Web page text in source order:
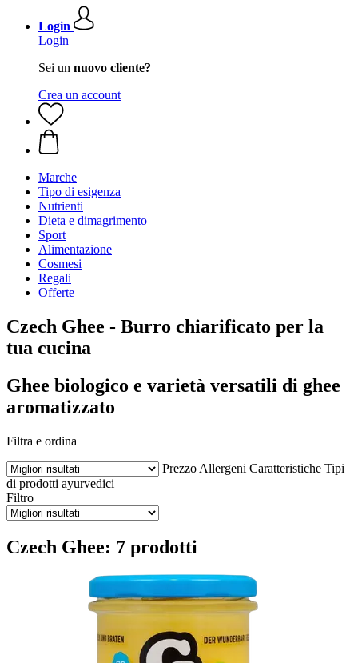
Login
Login
Sei un nuovo cliente?
Crea un account
Marche
Tipo di esigenza
Nutrienti
Dieta e dimagrimento
Sport
Alimentazione
Cosmesi
Regali
Offerte
Czech Ghee - Burro chiarificato per la
tua cucina
Ghee biologico e varietà versatili di ghee
aromatizzato
Filtra e ordina
Prezzo Allergeni Caratteristiche Tipi
di prodotti ayurvedici
Filtro
Czech Ghee: 7 prodotti